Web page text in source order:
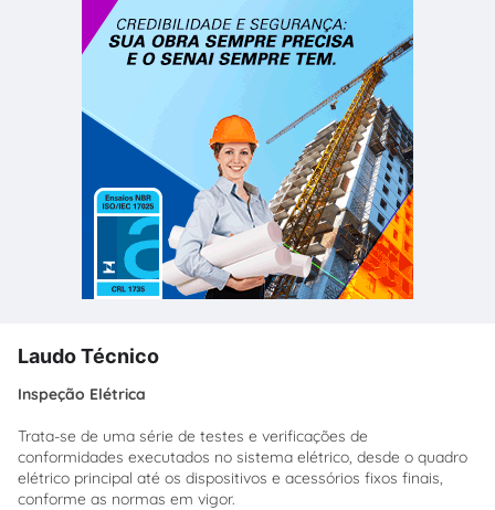
Laudo Técnico
Inspeção Elétrica
Trata-se de uma série de testes e verificações de
conformidades executados no sistema elétrico, desde o quadro
elétrico principal até os dispositivos e acessórios fixos finais,
conforme as normas em vigor.